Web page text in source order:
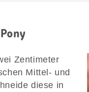
Zentimeter
Mittel- und
diese in